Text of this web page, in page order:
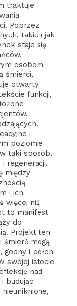
traktuje
Poprzez
takich jak
staje się
osobom
śmierci,
otwarty
funkcji,
i
poziomie
taki sposób,
regeneracji.
między
i ich
więcej niż
to manifest
do
Projekt ten
śmierć mogą
godny i pełen
swojej istocie
nad
budując